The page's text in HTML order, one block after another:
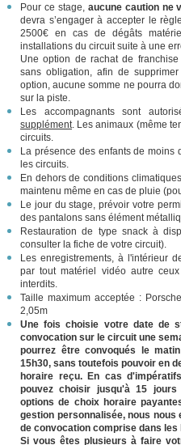
Pour ce stage, aucune caution ne
devra s’engager à accepter le
2500€ en cas de dégâts
installations du circuit suite à une
Une option de rachat de
sans obligation, afin de
option, aucune somme ne pourra
sur la piste.
Les accompagnants sont
supplément . Les animaux (même
circuits.
La présence des enfants de moins
les circuits.
En dehors de conditions
maintenu même en cas de pluie
Le jour du stage, prévoir votre
des pantalons sans élément
Restauration de type snack à
consulter la fiche de votre circuit).
Les enregistrements, à l'intérieur
par tout matériel vidéo autre
interdits.
Taille maximum acceptée :
2,05m
Une fois choisie votre date de
convocation sur le circuit une
pourrez être convoqués le
15h30, sans toutefois pouvoir en
horaire reçu. En cas
pouvez choisir jusqu'à 15
options de choix horaire
gestion personnalisée, nous
de convocation comprise dans
Si vous êtes plusieurs à faire